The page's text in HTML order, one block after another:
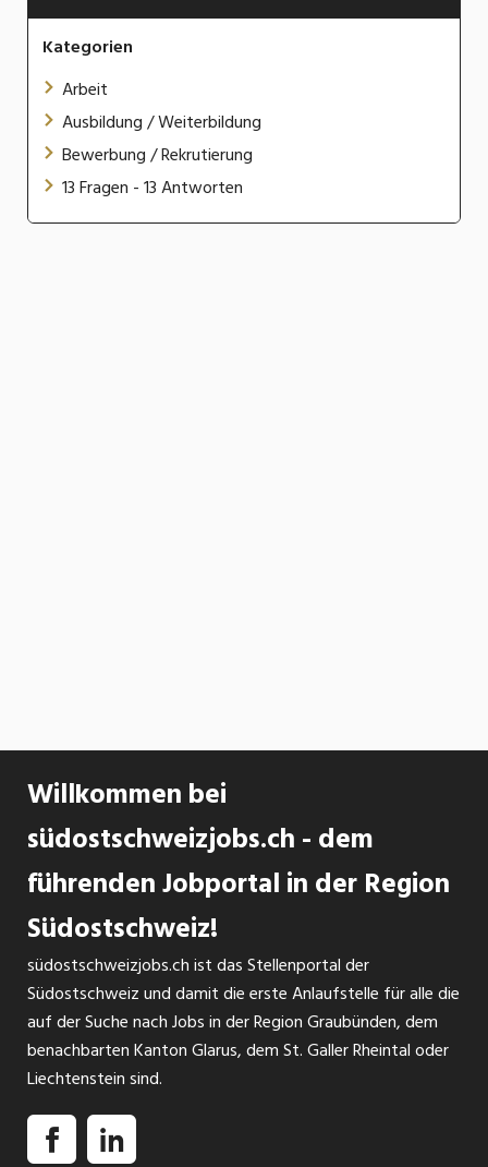
Kategorien
Arbeit
Ausbildung / Weiterbildung
Bewerbung / Rekrutierung
13 Fragen - 13 Antworten
Willkommen bei
südostschweizjobs.ch - dem
führenden Jobportal in der Region
Südostschweiz!
südostschweizjobs.ch ist das Stellenportal der
Südostschweiz und damit die erste Anlaufstelle für alle die
auf der Suche nach Jobs in der Region Graubünden, dem
benachbarten Kanton Glarus, dem St. Galler Rheintal oder
Liechtenstein sind.